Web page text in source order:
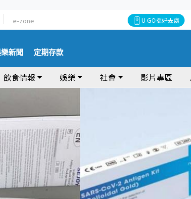
e-zone U GO搵好去處
新聞 定期存款
飲食情報 娛樂 社會 影片專區